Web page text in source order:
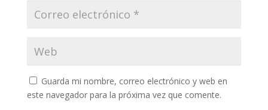
Guarda mi nombre, correo electrónico y web en
este navegador para la próxima vez que comente.